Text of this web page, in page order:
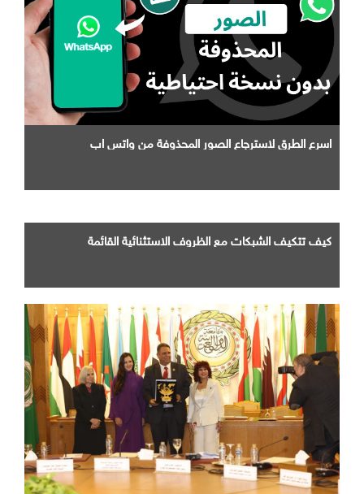
اسرع الطرق لاسترجاع الصور المحذوفة من واتس اب
كيف تتكيف الشبكات مع الظروف الاستثنائية القائمة